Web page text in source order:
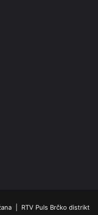
| RTV Puls Brčko distrikt